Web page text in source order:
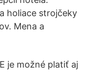
holiace strojčeky
Mena a
je možné platiť aj